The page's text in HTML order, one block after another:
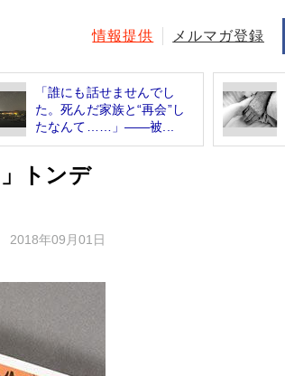
情報提供 メルマガ登録
「誰にも話せませんでし
た。死んだ家族と“再会”し
たなんて……」――被...
トンデ
2018年09月01日